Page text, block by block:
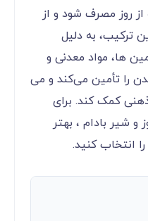
روز مصرف شود و از
ترکیب، به دلیل
ها، مواد معدنی و
را تأمین می‌کند و می
ذهنی کمک کند. برای
و شیر بادام ، بهتر
انتخاب کنید.